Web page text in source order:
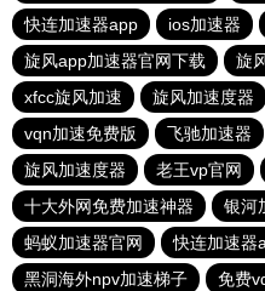
快连加速器app
ios加速器
旋风app加速器官网下载
旋
xfcc旋风加速
旋风加速度器
vqn加速免费版
飞驰加速器
旋风加速度器
老王vp官网
十大外网免费加速神器
银河
蚂蚁加速器官网
快连加速器
黑洞海外npv加速梯子
免费